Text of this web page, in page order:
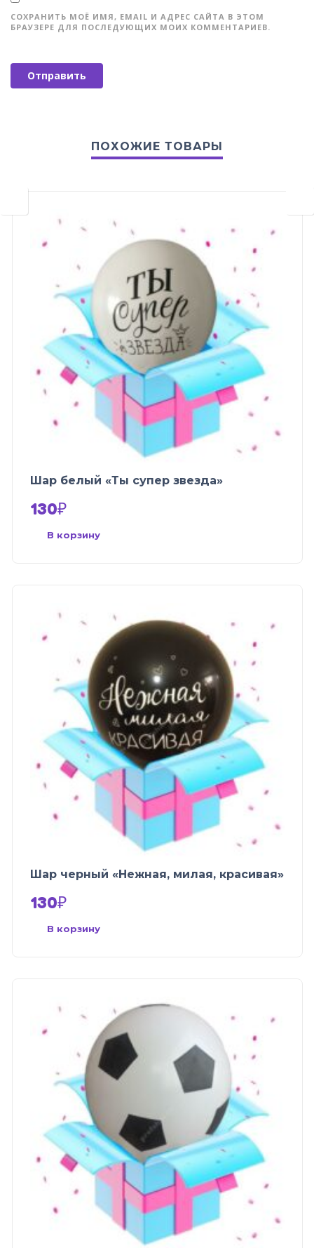
СОХРАНИТЬ МОЁ ИМЯ, EMAIL И АДРЕС САЙТА В ЭТОМ
БРАУЗЕРЕ ДЛЯ ПОСЛЕДУЮЩИХ МОИХ КОММЕНТАРИЕВ.
ПОХОЖИЕ ТОВАРЫ
Шар белый «Ты супер звезда»
130₽
В корзину
Шар черный «Нежная, милая, красивая»
130₽
В корзину